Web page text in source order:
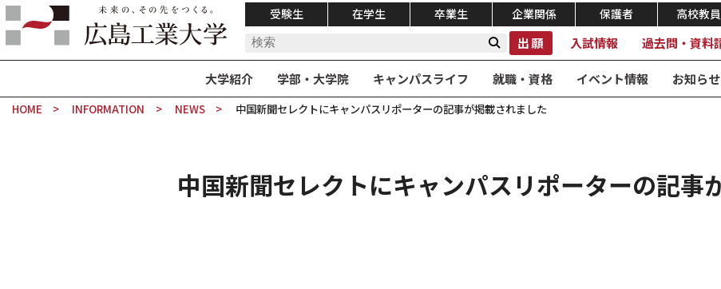
受験生 在学生 卒業生 企業関係 保護者 高校教員
出願 入試情報 過去問・資料
大学紹介 学部・大学院 キャンパスライフ 就職・資格 イベント情報 お知らせ
HOME INFORMATION NEWS 中国新聞セレクトにキャンパスリポーターの記事が掲載されました
中国新聞セレクトにキャンパスリポーターの記事